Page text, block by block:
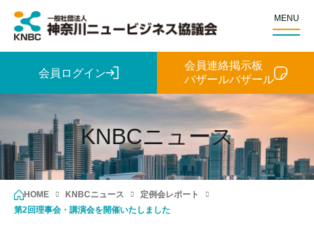
MENU
会員ログイン
会員連絡掲示板
バザールバザール
KNBCニュース
HOME KNBCニュース
定例会レポート
第2回理事会・講演会を開催いたしました